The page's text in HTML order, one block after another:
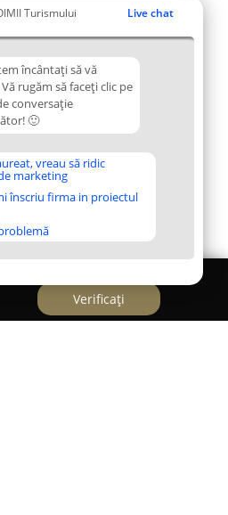
Turismului Live chat
încântați să vă
rugăm să faceți clic pe
conversație
🙂
vreau să ridic
marketing
înscriu firma in proiectul
Verificați